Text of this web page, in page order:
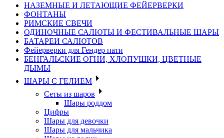
НАЗЕМНЫЕ И ЛЕТАЮЩИЕ ФЕЙЕРВЕРКИ
ФОНТАНЫ
РИМСКИЕ СВЕЧИ
ОДИНОЧНЫЕ САЛЮТЫ И ФЕСТИВАЛЬНЫЕ ШАРЫ
БАТАРЕИ САЛЮТОВ
Фейерверки для Гендер пати
БЕНГАЛЬСКИЕ ОГНИ, ХЛОПУШКИ, ЦВЕТНЫЕ
ДЫМЫ
ШАРЫ С ГЕЛИЕМ
Сеты из шаров
Шары роддом
Цифры
Шары для девочки
Шары для мальчика